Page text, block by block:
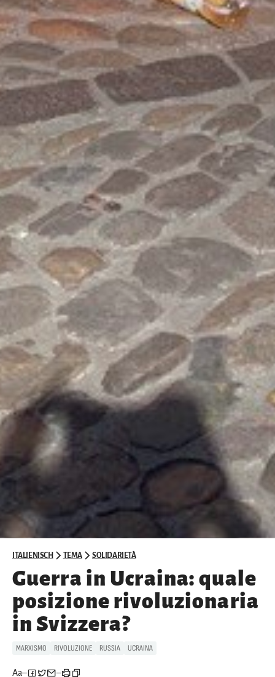
ITALIENISCH TEMA SOLIDARIETÀ
Guerra in Ucraina: quale
posizione rivoluzionaria
in Svizzera?
MARXISMO RIVOLUZIONE RUSSIA UCRAINA
Aa– –